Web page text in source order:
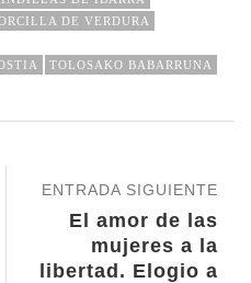
DE VERDURA
TOLOSAKO BABARRUNA
ENTRADA SIGUIENTE
El amor de las
mujeres a la
libertad. Elogio a